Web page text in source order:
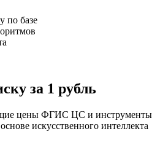
по базе
за 1 рубль
цены ФГИС ЦС и инструменты
искусственного интеллекта